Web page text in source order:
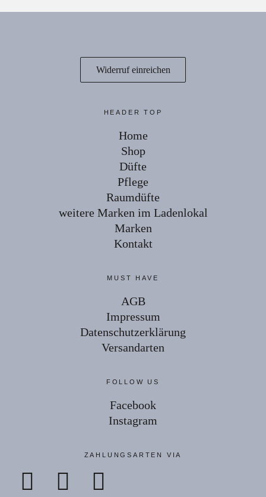
Widerruf einreichen
HEADER TOP
Home
Shop
Düfte
Pflege
Raumdüfte
weitere Marken im Ladenlokal
Marken
Kontakt
MUST HAVE
AGB
Impressum
Datenschutzerklärung
Versandarten
FOLLOW US
Facebook
Instagram
ZAHLUNGSARTEN VIA